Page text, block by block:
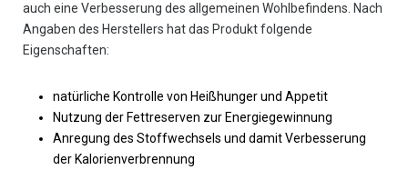
auch eine Verbesserung des allgemeinen Wohlbefindens. Nach
Angaben des Herstellers hat das Produkt folgende
Eigenschaften:
natürliche Kontrolle von Heißhunger und Appetit
Nutzung der Fettreserven zur Energiegewinnung
Anregung des Stoffwechsels und damit Verbesserung
der Kalorienverbrennung